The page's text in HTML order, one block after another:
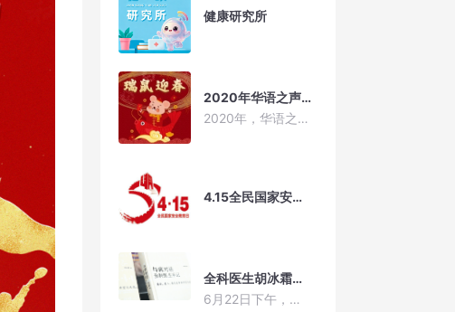
健康研究所
2020年华语之声主持天团祝您新年快乐！
2020年，华语之声的主持人们为您送来新春的祝福，祝福您鼠年大吉！新春快乐！
4.15全民国家安全教育日
全科医生胡冰霜的医学手记
6月22日下午，复旦大学医学博士后、四川大学心理学教授、华西医院精神科医生胡冰霜携新书《与病对话——全科医生手记》来杭，做主题为“从史怀哲到艺术治疗”的新书分享会。分享会后，满怀仁心的资深医者胡冰霜和我们分享了她的生死观。